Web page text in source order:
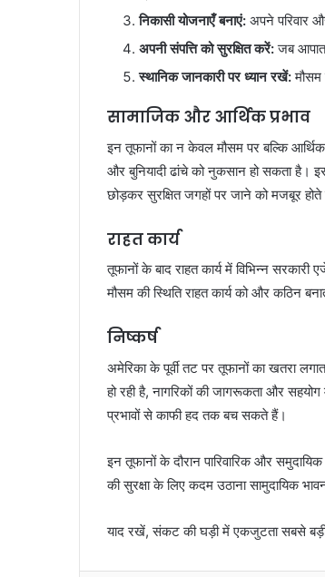
निकासी योजनाएँ बनाएं: अपने परिवार
अपनी संपत्ति को सुरक्षित करें:जब
स्थानिक जानकारी पर ध्यान रखें:मौसम
सामाजिक और आर्थिक प्रभाव
इन तूफानों का न केवल मौसम पर बल्कि आर्थिक
और बुनियादी ढांचे को नुकसान हो सकता है।
छोड़कर सुरक्षित जगहों पर जाने को मजबूर
राहत कार्य
तूफानों के बाद राहत कार्य में विभिन्न
मौसम की स्थिति राहत कार्य को और कठिन
निष्कर्ष
अमेरिका के पूर्वी तट पर तूफानों का खतरा
हो रही है, नागरिकों की जागरूकता और
प्रभावों से काफी हद तक बच सकते हैं।
इन तूफानों के दौरान पारिवारिक और
की सुरक्षा के लिए कदम उठाना सामुदायिक
याद रखें, संकट की घड़ी में एकजुटता सबसे